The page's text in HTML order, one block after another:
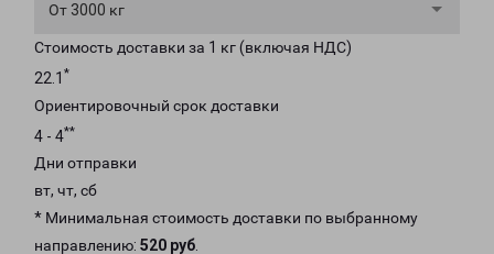
От 3000 кг
Стоимость доставки за 1 кг (включая НДС)
22.1 *
Ориентировочный срок доставки
4 - 4**
Дни отправки
вт, чт, сб
* Минимальная стоимость доставки по выбранному
направлению: 520 руб.